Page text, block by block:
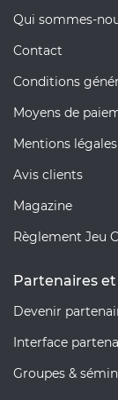
Qui sommes-
Contact
Conditions
Moyens de
Mentions légales
Avis clients
Magazine
Règlement Jeu
Partenaires
Devenir
Interface
Groupes &